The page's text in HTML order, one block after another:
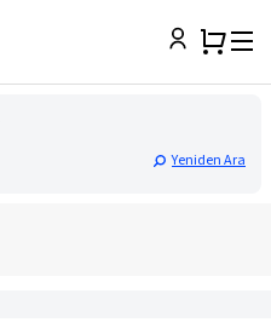
Yeniden Ara